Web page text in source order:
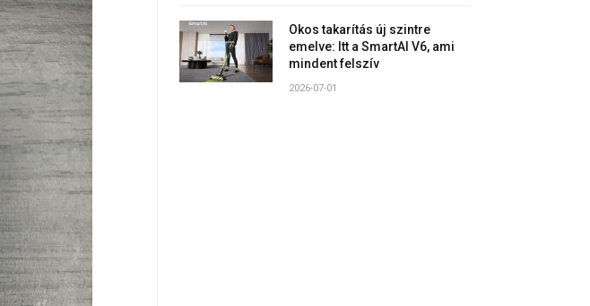
Okos takarítás új szintre
emelve: Itt a SmartAI V6, ami
mindent felszív
2026-07-01